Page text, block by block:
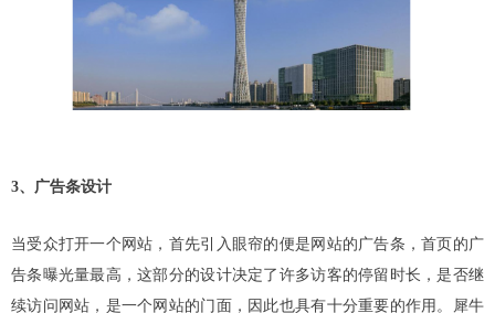
3、广告条设计
当受众打开一个网站，首先引入眼帘的便是网站的广告条，首页的广
告条曝光量最高，这部分的设计决定了许多访客的停留时长，是否继
续访问网站，是一个网站的门面，因此也具有十分重要的作用。犀牛